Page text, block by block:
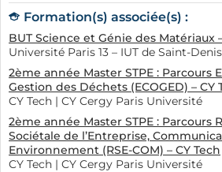
Formation(s) associée(s) :
BUT Science et Génie des Matériaux
Université Paris 13 – IUT de Saint-Denis
2ème année Master STPE : Parcours
Gestion des Déchets (ECOGED) – CY
CY Tech | CY Cergy Paris Université
2ème année Master STPE : Parcours
Sociétale de l’Entreprise,
Environnement (RSE-COM) – CY Tech
CY Tech | CY Cergy Paris Université